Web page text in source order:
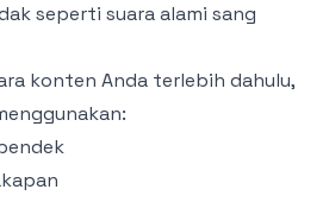
seperti suara alami sang
konten Anda terlebih dahulu,